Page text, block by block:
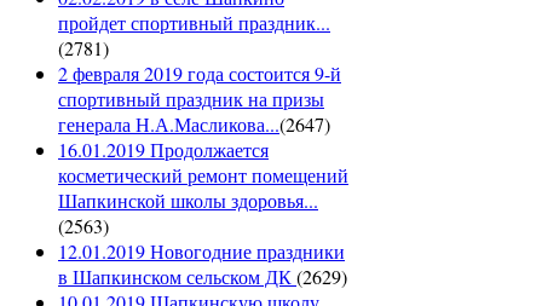
пройдет спортивный праздник...
(2781)
2 февраля 2019 года состоится 9-й
спортивный праздник на призы
генерала Н.А.Масликова...(2647)
16.01.2019 Продолжается
косметический ремонт помещений
Шапкинской школы здоровья...
(2563)
12.01.2019 Новогодние праздники
в Шапкинском сельском ДК(2629)